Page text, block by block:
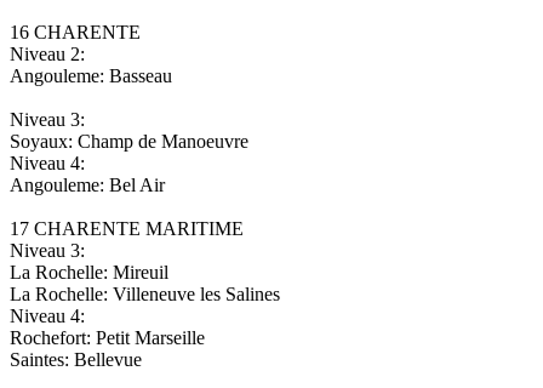
16 CHARENTE
Niveau 2:
Angouleme: Basseau
Niveau 3:
Soyaux: Champ de Manoeuvre
Niveau 4:
Angouleme: Bel Air
17 CHARENTE MARITIME
Niveau 3:
La Rochelle: Mireuil
La Rochelle: Villeneuve les Salines
Niveau 4:
Rochefort: Petit Marseille
Saintes: Bellevue